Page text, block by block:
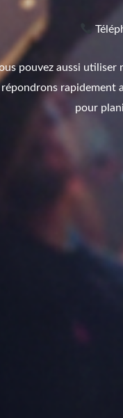
pouvez aussi
répondrons rapidement
pour